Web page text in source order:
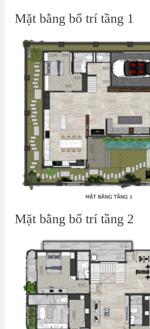
Mặt bằng bố trí tầng 1
Mặt bằng bố trí tầng 2